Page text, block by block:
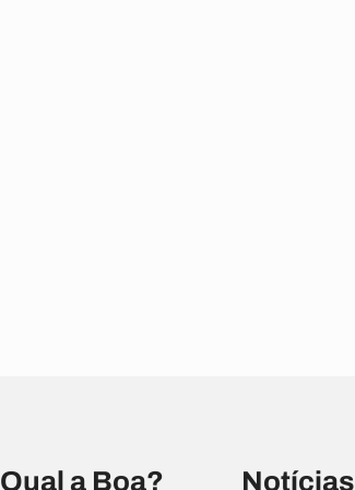
Qual a Boa? Notícias